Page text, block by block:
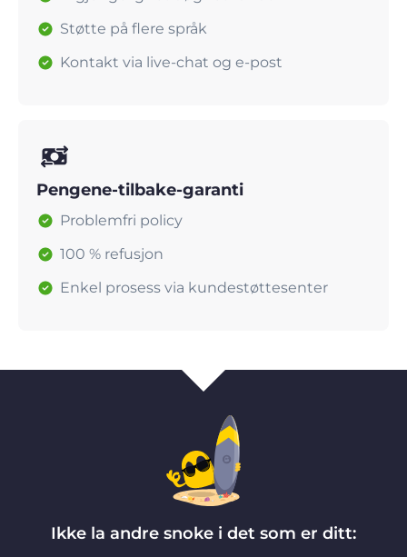
Støtte på flere språk
Kontakt via live-chat og e-post
Pengene-tilbake-garanti
Problemfri policy
100 % refusjon
Enkel prosess via kundestøttesenter
Ikke la andre snoke i det som er ditt: